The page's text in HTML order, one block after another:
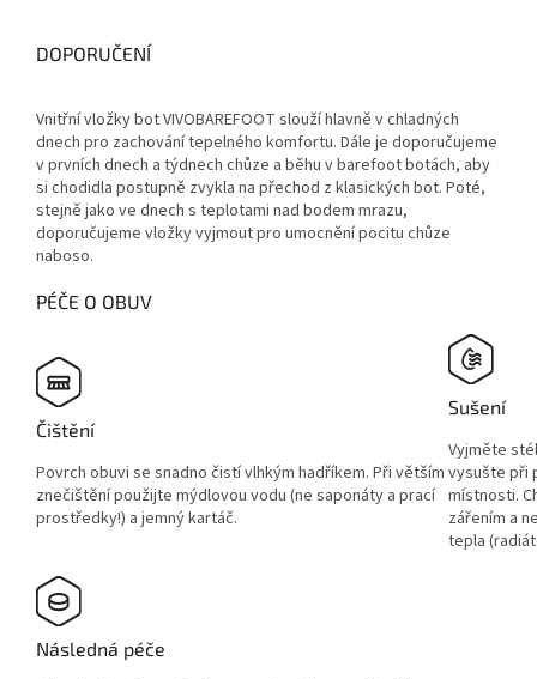
DOPORUČENÍ
Vnitřní vložky bot VIVOBAREFOOT slouží hlavně v chladných
dnech pro zachování tepelného komfortu. Dále je doporučujeme
v prvních dnech a týdnech chůze a běhu v barefoot botách, aby
si chodidla postupně zvykla na přechod z klasických bot. Poté,
stejně jako ve dnech s teplotami nad bodem mrazu,
doporučujeme vložky vyjmout pro umocnění pocitu chůze
naboso.
PÉČE O OBUV
Čištění
Povrch obuvi se snadno čistí vlhkým hadříkem. Při větším
znečištění použijte mýdlovou vodu (ne saponáty a prací
prostředky!) a jemný kartáč.
Sušení
Vyjměte
vysušte při
místnosti.
zářením a
tepla
Následná péče